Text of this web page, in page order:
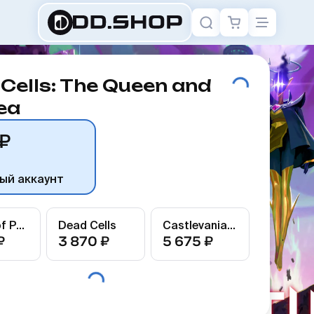
The Queen and
аккаунт
Medley of Pain Bundle Dead Cells
3 870 ₽
Castlevania Bundle
5 675 ₽